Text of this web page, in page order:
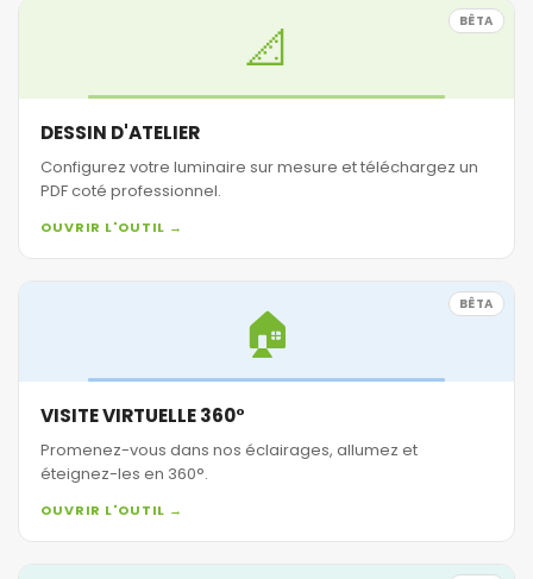
📐 BÊTA
DESSIN D'ATELIER
Configurez votre luminaire sur mesure et téléchargez un
PDF coté professionnel.
OUVRIR L'OUTIL →
🏠 BÊTA
VISITE VIRTUELLE 360°
Promenez-vous dans nos éclairages, allumez et
éteignez-les en 360°.
OUVRIR L'OUTIL →